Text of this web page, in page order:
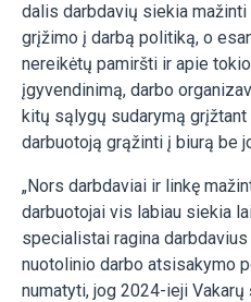
dalis darbdavių siekia
grįžimo į darbą politiką, o
nereikėtų pamiršti ir apie
įgyvendinimą, darbo
kitų sąlygų sudarymą grįžtant
darbuotoją grąžinti į biurą be
„Nors darbdaviai ir linkę
darbuotojai vis labiau siekia
specialistai ragina
nuotolinio darbo atsisakymo
numatyti, jog 2024-ieji